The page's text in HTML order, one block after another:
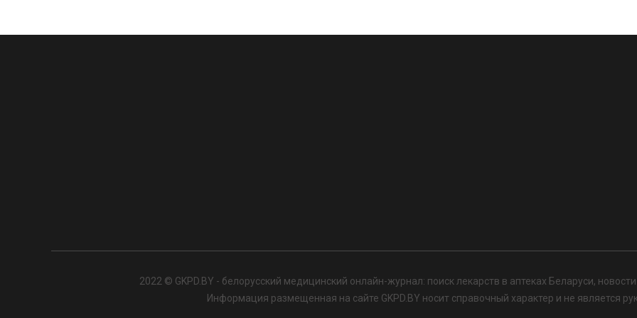
2022 © GKPD.BY - белорусский медицинский онлайн-журнал: поиск лекарств в аптеках Беларуси,
Информация размещенная на сайте GKPD.BY носит справочный характер и не является